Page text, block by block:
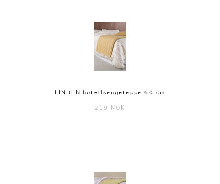
LINDEN hotellsengeteppe 60 cm
219 NOK